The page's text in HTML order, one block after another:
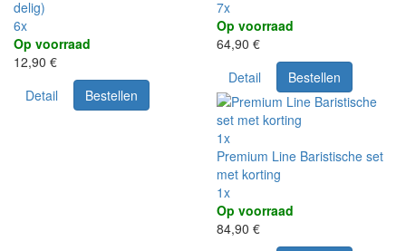
delig)
6x
Op voorraad
12,90 €
Detail
Bestellen
7x
Op voorraad
64,90 €
Detail
Bestellen
1x
Premium Line Baristische set
met korting
1x
Op voorraad
84,90 €